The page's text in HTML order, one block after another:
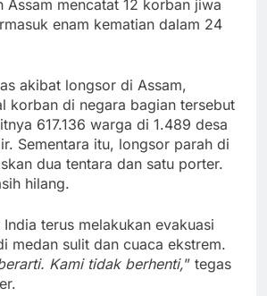
Assam mencatat 12 korban jiwa
enam kematian dalam 24
akibat longsor di Assam,
korban di negara bagian tersebut
617.136 warga di 1.489 desa
Sementara itu, longsor parah di
dua tentara dan satu porter.
hilang.
terus melakukan evakuasi
medan sulit dan cuaca ekstrem.
Kami tidak berhenti,” tegas